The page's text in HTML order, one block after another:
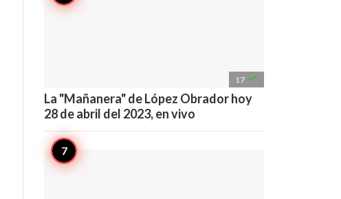
17 
La "Mañanera" de López Obrador hoy
28 de abril del 2023, en vivo